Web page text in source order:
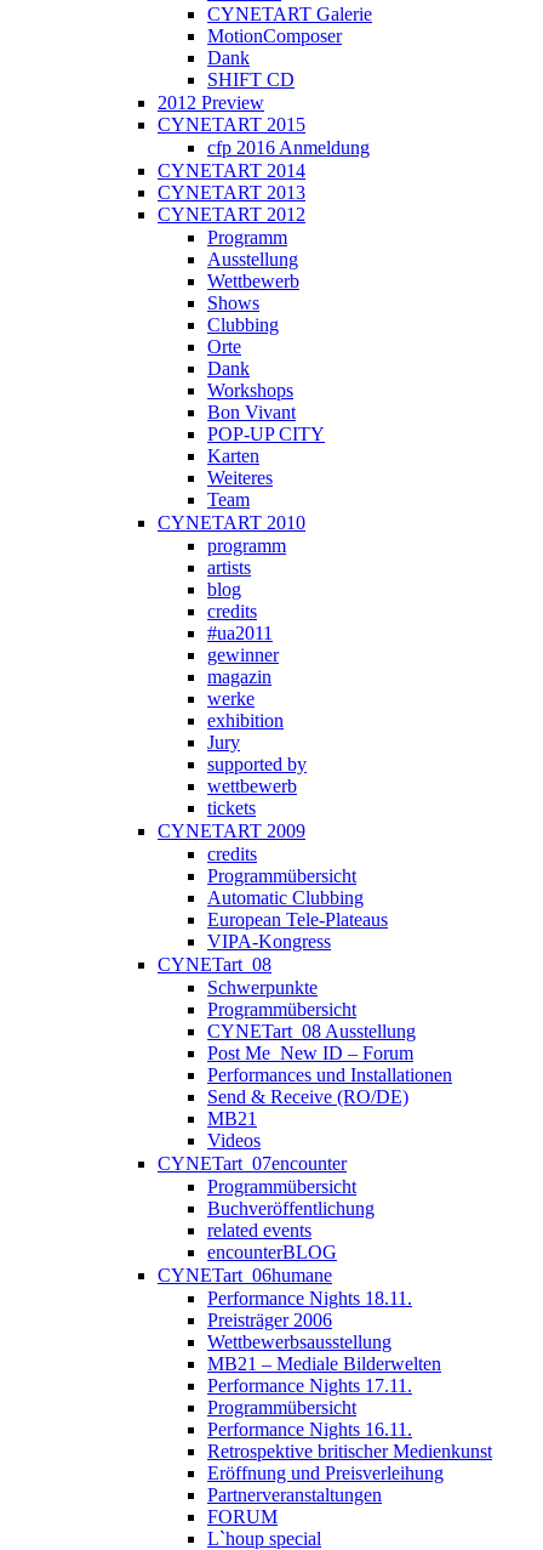
CYNETART Galerie
MotionComposer
Dank
SHIFT CD
2012 Preview
CYNETART 2015
cfp 2016 Anmeldung
CYNETART 2014
CYNETART 2013
CYNETART 2012
Programm
Ausstellung
Wettbewerb
Shows
Clubbing
Orte
Dank
Workshops
Bon Vivant
POP-UP CITY
Karten
Weiteres
Team
CYNETART 2010
programm
artists
blog
credits
#ua2011
gewinner
magazin
werke
exhibition
Jury
supported by
wettbewerb
tickets
CYNETART 2009
credits
Programmübersicht
Automatic Clubbing
European Tele-Plateaus
VIPA-Kongress
CYNETart_08
Schwerpunkte
Programmübersicht
CYNETart_08 Ausstellung
Post Me_New ID – Forum
Performances und Installationen
Send & Receive (RO/DE)
MB21
Videos
CYNETart_07encounter
Programmübersicht
Buchveröffentlichung
related events
encounterBLOG
CYNETart_06humane
Performance Nights 18.11.
Preisträger 2006
Wettbewerbsausstellung
MB21 – Mediale Bilderwelten
Performance Nights 17.11.
Programmübersicht
Performance Nights 16.11.
Retrospektive britischer Medienkunst
Eröffnung und Preisverleihung
Partnerveranstaltungen
FORUM
L`houp special